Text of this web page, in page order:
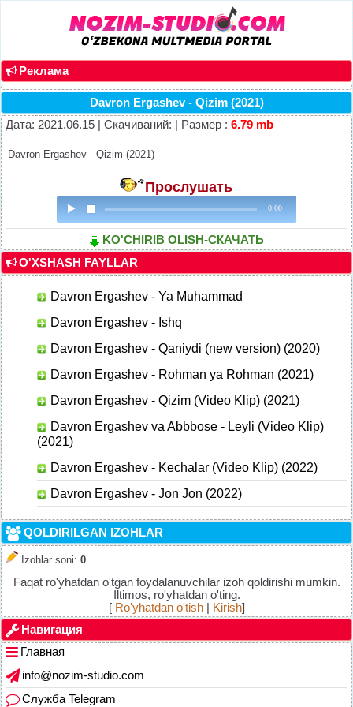
Реклама
Davron Ergashev - Qizim (2021)
Дата: 2021.06.15 | Скачиваний: | Размер : 6.79 mb
Davron Ergashev - Qizim (2021)
Прослушать
0:00
KO'CHIRIB OLISH-СКАЧАТЬ
O'XSHASH FAYLLAR
Davron Ergashev - Ya Muhammad
Davron Ergashev - Ishq
Davron Ergashev - Qaniydi (new version) (2020)
Davron Ergashev - Rohman ya Rohman (2021)
Davron Ergashev - Qizim (Video Klip) (2021)
Davron Ergashev va Abbbose - Leyli (Video Klip)
(2021)
Davron Ergashev - Kechalar (Video Klip) (2022)
Davron Ergashev - Jon Jon (2022)
QOLDIRILGAN IZOHLAR
Izohlar soni: 0
Faqat ro'yhatdan o'tgan foydalanuvchilar izoh qoldirishi mumkin.
Iltimos, ro'yhatdan o'ting.
[ Ro'yhatdan o'tish| Kirish]
Навигация
Главная
info@nozim-studio.com
Служба Telegram